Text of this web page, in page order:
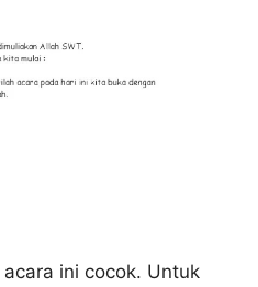
ini cocok. Untuk